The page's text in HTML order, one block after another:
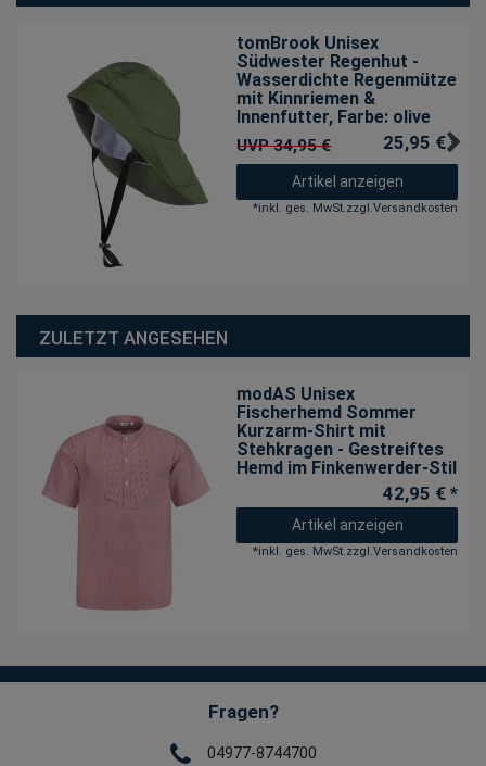
tomBrook Unisex
Südwester Regenhut -
Wasserdichte Regenmütze
mit Kinnriemen &
Innenfutter, Farbe: olive
UVP 34,95 € 25,95 € *
Artikel anzeigen
*inkl. ges. MwSt.zzgl.Versandkosten
ZULETZT ANGESEHEN
modAS Unisex
Fischerhemd Sommer
Kurzarm-Shirt mit
Stehkragen - Gestreiftes
Hemd im Finkenwerder-Stil
42,95 € *
Artikel anzeigen
*inkl. ges. MwSt.zzgl.Versandkosten
Fragen?
04977-8744700